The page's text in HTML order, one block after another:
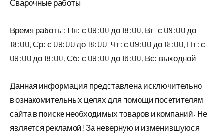
Сварочные работы
Время работы: Пн: с 09:00 до 18:00, Вт: с 09:00 до
18:00, Ср: с 09:00 до 18:00, Чт: с 09:00 до 18:00, Пт: с
09:00 до 18:00, Сб: с 09:00 до 16:00, Вс: выходной
Данная информация представлена исключительно
в ознакомительных целях для помощи посетителям
сайта в поиске необходимых товаров и компаний. Не
является рекламой! За неверную и изменившуюся